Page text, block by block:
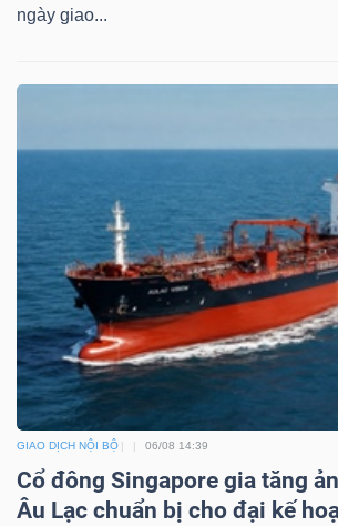
ngày giao...
GIAO DỊCH NỘI BỘ 06/08 14:39
Cổ đông Singapore gia tăng
Âu Lạc chuẩn bị cho đại kế
tư
Truyền
thông
tài
chính